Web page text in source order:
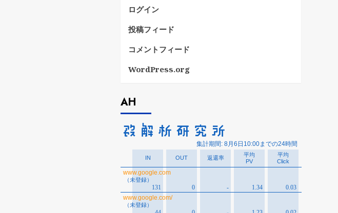
ログイン
投稿フィード
コメントフィード
WordPress.org
AH